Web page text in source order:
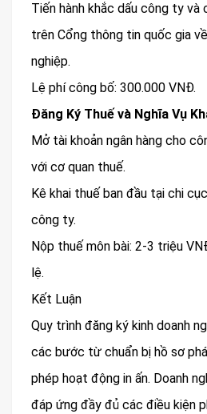
Tiến hành khắc dấu công ty
trên Cổng thông tin quốc gia
nghiệp.
Lệ phí công bố: 300.000 VNĐ.
Đăng Ký Thuế và Nghĩa Vụ
Mở tài khoản ngân hàng cho
với cơ quan thuế.
Kê khai thuế ban đầu tại chi
công ty.
Nộp thuế môn bài: 2-3 triệu
lệ.
Kết Luận
Quy trình đăng ký kinh doanh
các bước từ chuẩn bị hồ sơ
phép hoạt động in ấn. Doanh
đáp ứng đầy đủ các điều kiện